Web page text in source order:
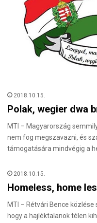
2018.10.15.
Polak, wegier dwa
MTI – Magyarország
nem fog megszavazni, és
támogatására mindvégig a
2018.10.15.
Homeless, home
MTI – Rétvári Bence
hogy a hajléktalanok télen